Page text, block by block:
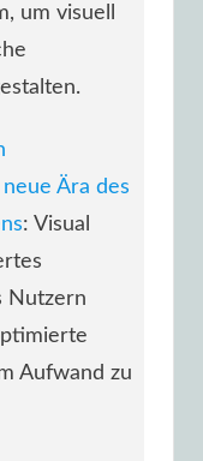
um visuell
Ära des
: Visual
Nutzern
Aufwand zu